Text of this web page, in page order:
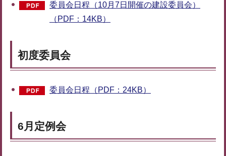
委員会日程（10月7日開催の建設委員会）
（PDF：14KB）
初度委員会
委員会日程（PDF：24KB）
6月定例会